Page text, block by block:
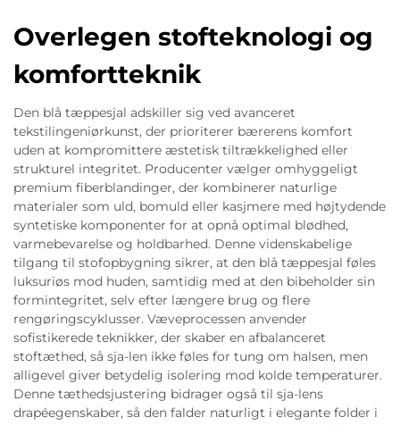
Overlegen stofteknologi og
komfortteknik
Den blå tæppesjal adskiller sig ved avanceret
tekstilingeniørkunst, der prioriterer bærerens komfort
uden at kompromittere æstetisk tiltrækkelighed eller
strukturel integritet. Producenter vælger omhyggeligt
premium fiberblandinger, der kombinerer naturlige
materialer som uld, bomuld eller kasjmere med højtydende
syntetiske komponenter for at opnå optimal blødhed,
varmebevarelse og holdbarhed. Denne videnskabelige
tilgang til stofopbygning sikrer, at den blå tæppesjal føles
luksuriøs mod huden, samtidig med at den bibeholder sin
formintegritet, selv efter længere brug og flere
rengøringscyklusser. Væveprocessen anvender
sofistikerede teknikker, der skaber en afbalanceret
stoftæthed, så sja-len ikke føles for tung om halsen, men
alligevel giver betydelig isolering mod kolde temperaturer.
Denne tæthedsjustering bidrager også til sja-lens
drapéegenskaber, så den falder naturligt i elegante folder i